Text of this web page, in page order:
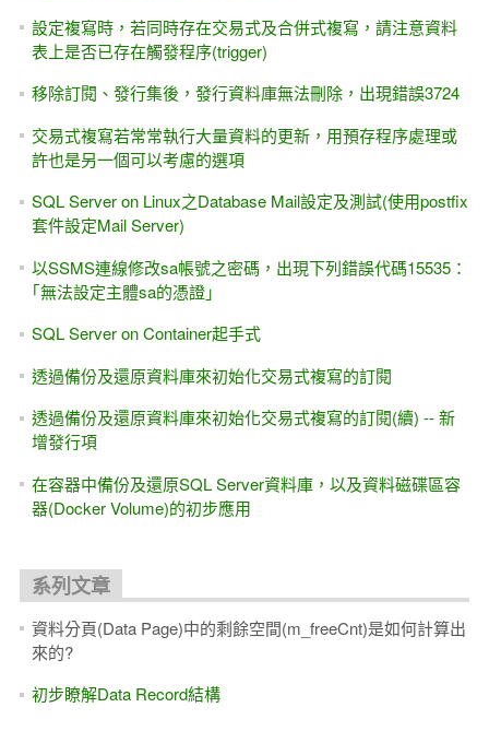
設定複寫時，若同時存在交易式及合併式複寫，請注意資料
表上是否已存在觸發程序(trigger)
移除訂閱、發行集後，發行資料庫無法刪除，出現錯誤3724
交易式複寫若常常執行大量資料的更新，用預存程序處理或
許也是另一個可以考慮的選項
SQL Server on Linux之Database Mail設定及測試(使用postfix
套件設定Mail Server)
以SSMS連線修改sa帳號之密碼，出現下列錯誤代碼15535：
｢無法設定主體sa的憑證｣
SQL Server on Container起手式
透過備份及還原資料庫來初始化交易式複寫的訂閱
透過備份及還原資料庫來初始化交易式複寫的訂閱(續) -- 新
增發行項
在容器中備份及還原SQL Server資料庫，以及資料磁碟區容
器(Docker Volume)的初步應用
系列文章
資料分頁(Data Page)中的剩餘空間(m_freeCnt)是如何計算出
來的?
初步瞭解Data Record結構